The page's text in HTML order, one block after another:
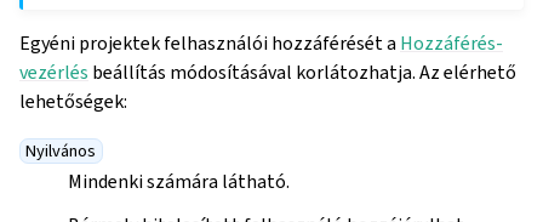
Egyéni projektek felhasználói hozzáférését a Hozzáférés-
vezérlés beállítás módosításával korlátozhatja. Az elérhető
lehetőségek:
Nyilvános
Mindenki számára látható.